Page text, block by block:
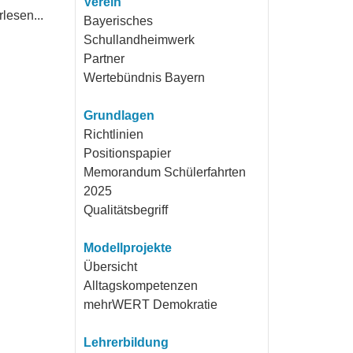
Bayerisches
Schullandheimwerk
Partner
Wertebündnis Bayern
Grundlagen
Richtlinien
Positionspapier
Memorandum Schülerfahrten
2025
Qualitätsbegriff
Modellprojekte
Übersicht
Alltagskompetenzen
mehrWERT Demokratie
Lehrerbildung